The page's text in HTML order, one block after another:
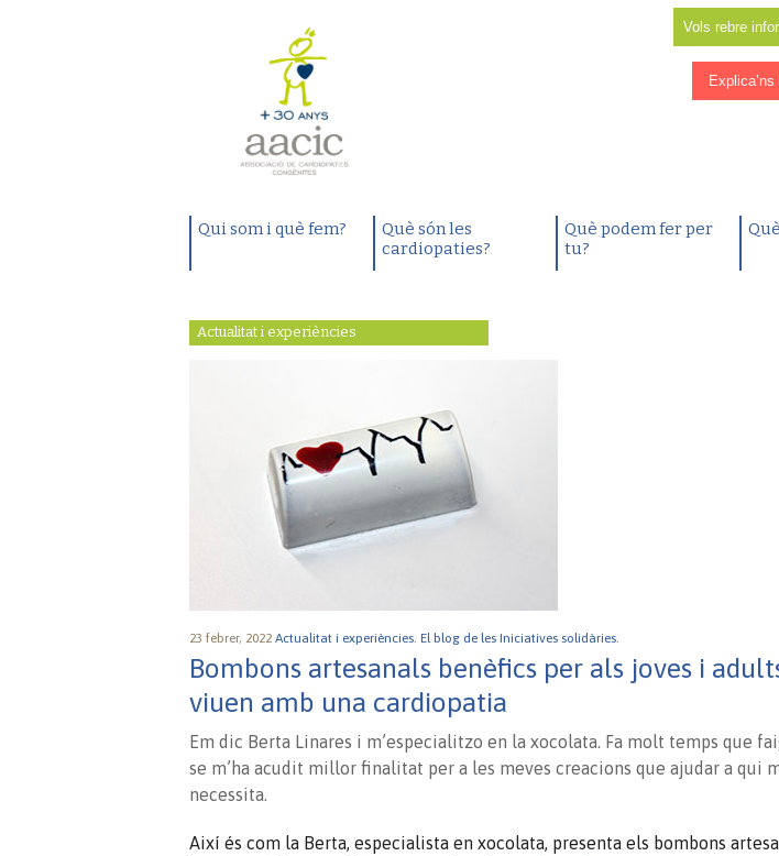
Vols rebre
Qui som i què fem?
Què són les
cardiopaties?
Què podem fer per
tu?
Actualitat i experiències
23 febrer, 2022 Actualitat i experiències. El blog de les Iniciatives solidàries.
Bombons artesanals benèfics per als joves i
viuen amb una cardiopatia
Em dic Berta Linares i m’especialitzo en la xocolata. Fa molt temps que
se m’ha acudit millor finalitat per a les meves creacions que ajudar a qui
necessita.
Així és com la Berta, especialista en xocolata, presenta els bombons